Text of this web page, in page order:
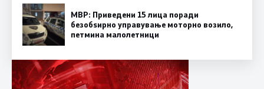
МВР: Приведени 15 лица поради
безобѕирно управување моторно возило,
петмина малолетници